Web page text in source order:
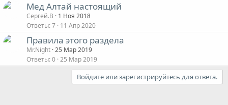
Мед Алтай настоящий
Сергей.В
1 Ноя 2018
Ответы 7 11 Апр 2020
Правила этого раздела
Mr.Night 25 Мар 2019
Ответы 0 25 Мар 2019
Войдите или зарегистрируйтесь для ответа.